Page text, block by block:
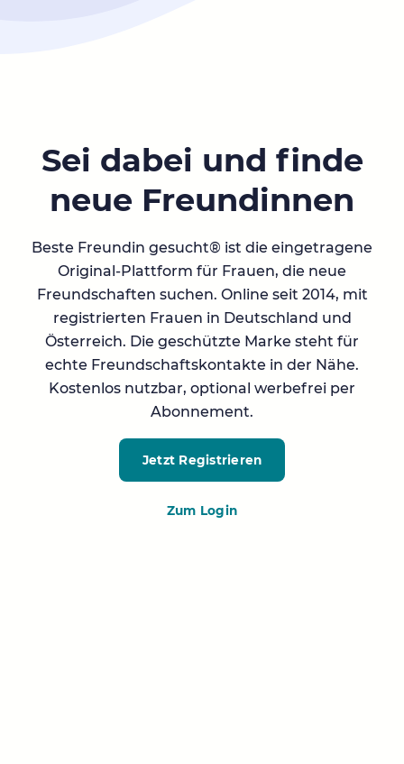
Sei dabei und finde
neue Freundinnen
Beste Freundin gesucht® ist die eingetragene
Original-Plattform für Frauen, die neue
Freundschaften suchen. Online seit 2014, mit
registrierten Frauen in Deutschland und
Österreich. Die geschützte Marke steht für
echte Freundschaftskontakte in der Nähe.
Kostenlos nutzbar, optional werbefrei per
Abonnement.
Jetzt Registrieren
Zum Login